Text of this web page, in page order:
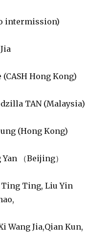
intermission)
Hong Kong)
TAN (Malaysia)
(Hong Kong)
（Beijing）
Ting Ting, Liu Yin
Wang Jia,Qian Kun,